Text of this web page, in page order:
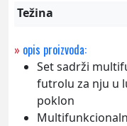
Težina
» opis proizvoda:
Set sadrži
futrolu za nju u
poklon